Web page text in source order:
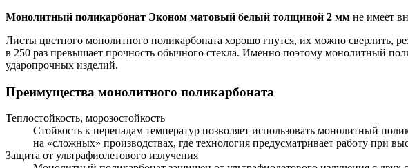
Монолитный поликарбонат Эконом матовый белый толщиной 2 мм не имеет
Листы цветного монолитного поликарбоната хорошо гнутся, их можно сверлить,
в 250 раз превышает прочность обычного стекла. Именно поэтому монолитный
ударопрочных изделий.
Преимущества монолитного поликарбоната
Теплостойкость, морозостойкость
Стойкость к перепадам температур позволяет использовать монолитный
на «сложных» производствах, где технология предусматривает работу при
Защита от ультрафиолетового излучения